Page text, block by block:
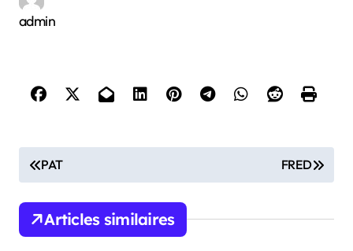
admin
N
a
v
i
PAT FRED
Articles similaires